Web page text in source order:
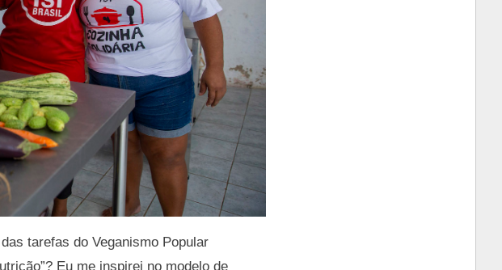
tarefas do Veganismo Popular
Eu me inspirei no modelo de